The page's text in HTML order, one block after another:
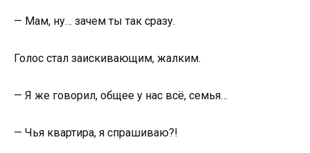
— Мам, ну… зачем ты так сразу.
Голос стал заискивающим, жалким.
— Я же говорил, общее у нас всё, семья…
— Чья квартира, я спрашиваю?!